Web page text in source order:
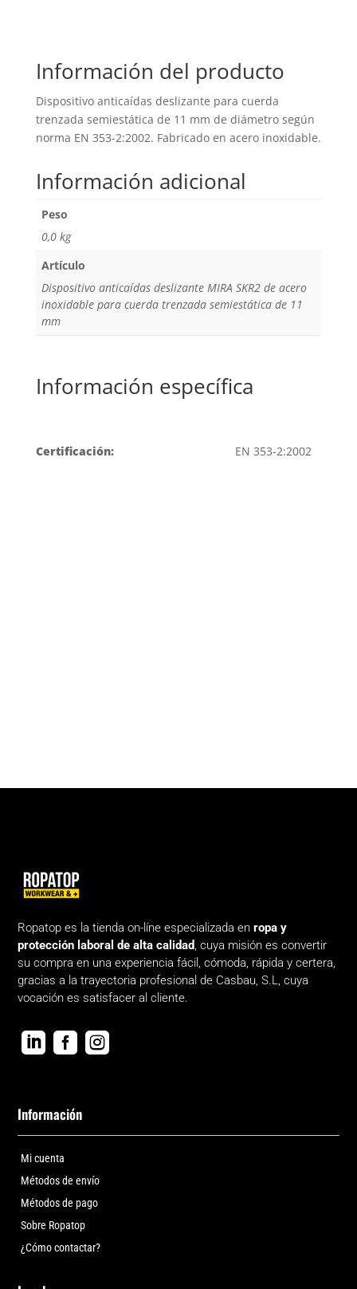
Información del producto
Dispositivo anticaídas deslizante para cuerda
trenzada semiestática de 11 mm de diámetro según
norma EN 353-2:2002. Fabricado en acero inoxidable.
Información adicional
Peso
0,0 kg
Artículo
Dispositivo anticaídas deslizante MIRA SKR2 de acero
inoxidable para cuerda trenzada semiestática de 11
mm
Información específica
Certificación: EN 353-2:2002
Ropatop es la tienda on-líne especializada enropa y
protección laboral de alta calidad, cuya misión es convertir
su compra en una experiencia fácil, cómoda, rápida y certera,
gracias a la trayectoria profesional de Casbau, S.L, cuya
vocación es satisfacer al cliente.
  
Información
Mi cuenta
Métodos de envío
Métodos de pago
Sobre Ropatop
¿Cómo contactar?